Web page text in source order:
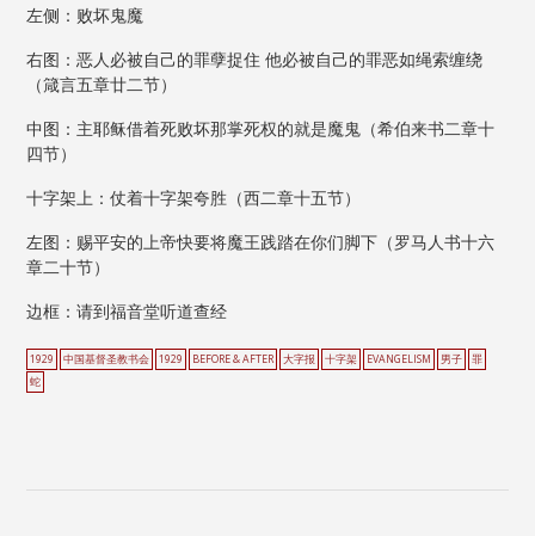
左侧：败坏鬼魔
右图：恶人必被自己的罪孽捉住 他必被自己的罪恶如绳索缠绕
（箴言五章廿二节）
中图：主耶稣借着死败坏那掌死权的就是魔鬼（希伯来书二章十
四节）
十字架上：仗着十字架夸胜（西二章十五节）
左图：赐平安的上帝快要将魔王践踏在你们脚下（罗马人书十六
章二十节）
边框：请到福音堂听道查经
1929 中国基督圣教书会 1929 BEFORE & AFTER 大字报 十字架 EVANGELISM 男子
罪
蛇